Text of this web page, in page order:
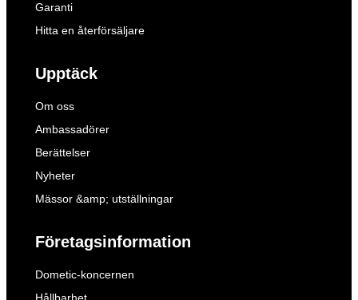
Garanti
Hitta en återförsäljare
Upptäck
Om oss
Ambassadörer
Berättelser
Nyheter
Mässor &amp; utställningar
Företagsinformation
Dometic-koncernen